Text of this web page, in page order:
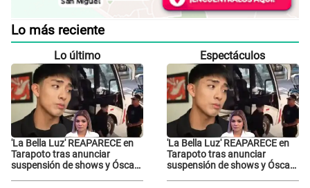
Lo más reciente
Lo último
'La Bella Luz' REAPARECE en
Tarapoto tras anunciar
suspensión de shows y Óscar
Espectáculos
'La Bella Luz' REAPARECE en
Tarapoto tras anunciar
suspensión de shows y Óscar